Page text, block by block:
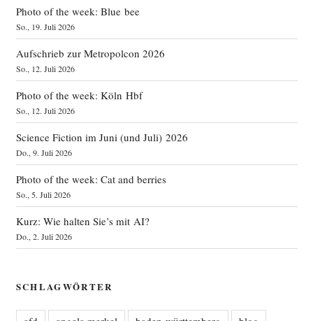
Photo of the week: Blue bee
So., 19. Juli 2026
Aufschrieb zur Metropolcon 2026
So., 12. Juli 2026
Photo of the week: Köln Hbf
So., 12. Juli 2026
Science Fiction im Juni (und Juli) 2026
Do., 9. Juli 2026
Photo of the week: Cat and berries
So., 5. Juli 2026
Kurz: Wie halten Sie’s mit AI?
Do., 2. Juli 2026
SCHLAGWÖRTER